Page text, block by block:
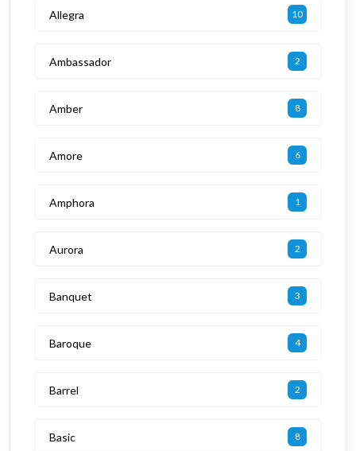
Allegra 10
Ambassador 2
Amber 8
Amore 6
Amphora 1
Aurora 2
Banquet 3
Baroque 4
Barrel 2
Basic 8